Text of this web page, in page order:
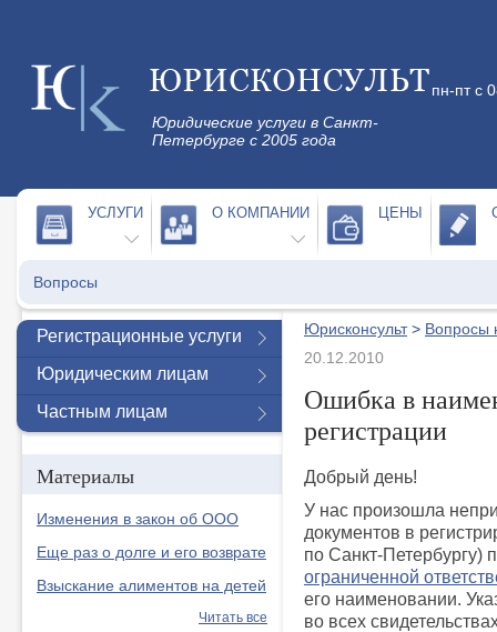
Юридические услуги в Санкт-
Петербурге с 2005 года
пн-пт с
УСЛУГИ О КОМПАНИИ ЦЕНЫ
Вопросы
Юрисконсульт> Вопросы
20.12.2010
Ошибка в
регистрации
Добрый день!
У нас произошла
документов в
по Санкт-Петербургу)
ограниченной
его наименовании.
во всех
Регистрационные услуги
Юридическим лицам
Частным лицам
Материалы
Изменения в закон об ООО
Еще раз о долге и его возврате
Взыскание алиментов на детей
Читать все